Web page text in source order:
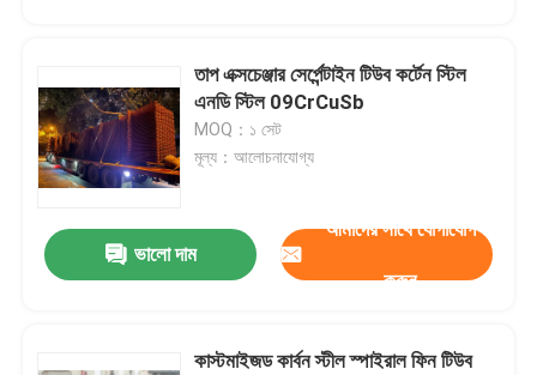
তাপ এক্সচেঞ্জার সের্পেন্টাইন টিউব কর্টেন স্টিল
এনডি স্টিল 09CrCuSb
MOQ：১ সেট
মূল্য：আলোচনাযোগ্য
ভালো দাম
আমাদের সাথে যোগাযোগ
করুন
কাস্টমাইজড কার্বন স্টীল স্পাইরাল ফিন টিউব